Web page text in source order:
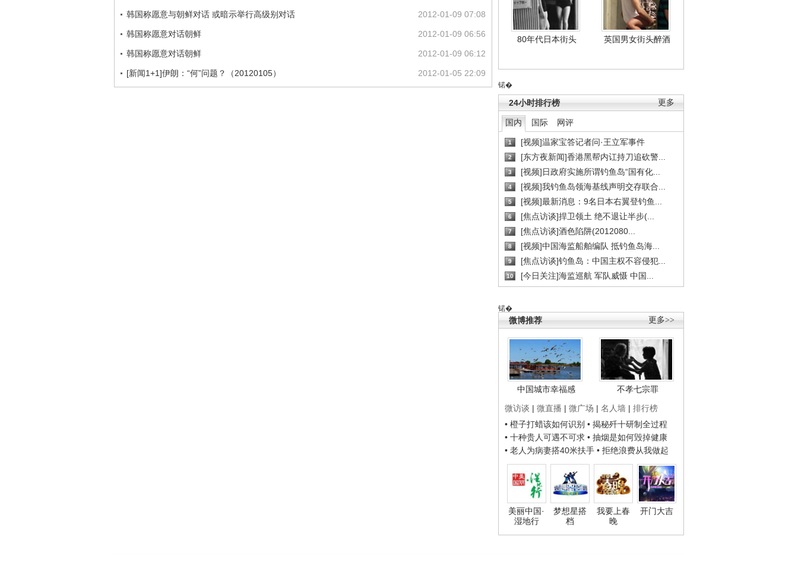
80年代日本街头 英国男女街头醉酒
锘�
更多
24小时排行榜
国内 国际 网评
1 [视频]温家宝答记者问·王立军事件
2 [东方夜新闻]香港黑帮内讧持刀追砍警...
3 [视频]日政府实施所谓钓鱼岛“国有化...
4 [视频]我钓鱼岛领海基线声明交存联合...
5 [视频]最新消息：9名日本右翼登钓鱼...
6 [焦点访谈]捍卫领土 绝不退让半步(...
7 [焦点访谈]酒色陷阱(2012080...
8 [视频]中国海监船舶编队 抵钓鱼岛海...
9 [焦点访谈]钓鱼岛：中国主权不容侵犯...
10 [今日关注]海监巡航 军队威慑 中国...
锘�
更多>>
微博推荐
中国城市幸福感
不孝七宗罪
微访谈 | 微直播 | 微广场 | 名人墙 | 排行榜
• 橙子打蜡该如何识别 • 揭秘歼十研制全过程
• 十种贵人可遇不可求 • 抽烟是如何毁掉健康
• 老人为病妻搭40米扶手 • 拒绝浪费从我做起
美丽中国·
湿地行
梦想星搭
档
我要上春
晚
开门大吉
2012-01-09 07:08
韩国称愿意与朝鲜对话 或暗示举行高级别对话
2012-01-09 06:56
韩国称愿意对话朝鲜
2012-01-09 06:12
韩国称愿意对话朝鲜
2012-01-05 22:09
[新闻1+1]伊朗：“何”问题？（20120105）